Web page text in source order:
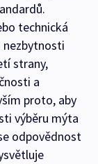
technická
nezbytnosti
strany,
a
proto, aby
výběru mýta
odpovědnost